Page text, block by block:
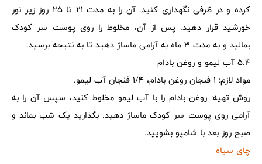
کرده و در ظرفی نگهداری کنید. آن را به مدت 21 تا 25 روز زیر نور
خورشید قرار دهید. پس از آن، مخلوط را روی پوست سر کودک
بمالید و به مدت 3 ماه به آرامی ماساژ دهید تا به نتیجه برسید.
5.4 آب لیمو و روغن بادام
مواد لازم: 1 فنجان روغن بادام، 1/4 فنجان آب لیمو.
روش تهیه: روغن بادام را با آب لیمو مخلوط کنید، سپس آن را به
آرامی روی پوست سر کودک ماساژ دهید. بگذارید یک شب بماند و
صبح روز بعد با شامپو بشویید.
چای سیاه